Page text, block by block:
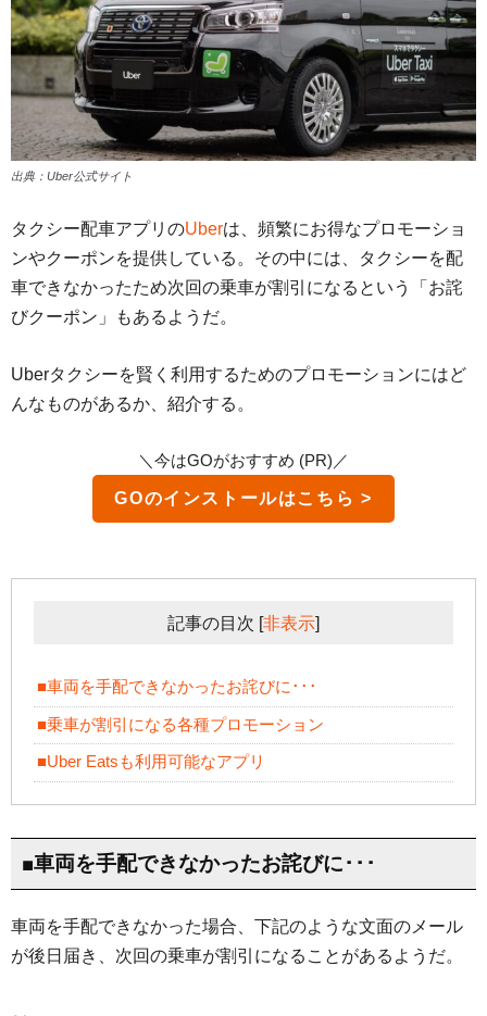
出典：Uber公式サイト
タクシー配車アプリのUberは、頻繁にお得なプロモーショ
ンやクーポンを提供している。その中には、タクシーを配
車できなかったため次回の乗車が割引になるという「お詫
びクーポン」もあるようだ。
Uberタクシーを賢く利用するためのプロモーションにはど
んなものがあるか、紹介する。
＼今はGOがおすすめ (PR)／
GO
記事の目次 [非表示]
■車両を手配できなかったお詫びに･･･
■乗車が割引になる各種プロモーション
■Uber Eatsも利用可能なアプリ
■車両を手配できなかったお詫びに･･･
車両を手配できなかった場合、下記のような文面のメール
が後日届き、次回の乗車が割引になることがあるようだ。